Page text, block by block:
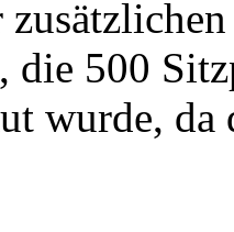
die 500
wurde,